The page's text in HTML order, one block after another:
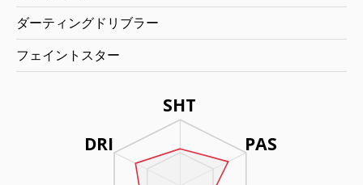
SHT
PAS
DRI
ダーティングドリブラー
フェイントスター